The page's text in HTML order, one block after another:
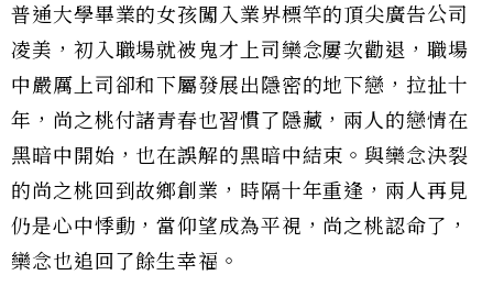
普通大學畢業的女孩闖入業界標竿的頂尖廣告公司
凌美，初入職場就被鬼才上司欒念屢次勸退，職場
中嚴厲上司卻和下屬發展出隱密的地下戀，拉扯十
年，尚之桃付諸青春也習慣了隱藏，兩人的戀情在
黑暗中開始，也在誤解的黑暗中結束。與欒念決裂
的尚之桃回到故鄉創業，時隔十年重逢，兩人再見
仍是心中悸動，當仰望成為平視，尚之桃認命了，
欒念也追回了餘生幸福。